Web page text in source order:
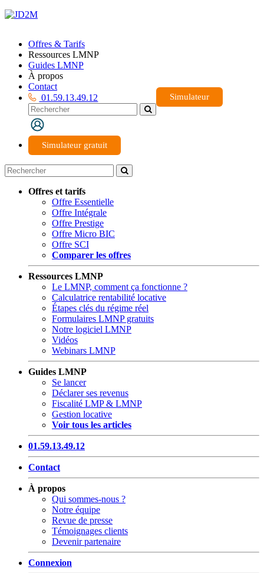
Offres & Tarifs
Ressources LMNP
Guides LMNP
À propos
Contact
01.59.13.49.12
Simulateur gratuit
Simulateur
Offres et tarifs
Offre Essentielle
Offre Intégrale
Offre Prestige
Offre Micro BIC
Offre SCI
Comparer les offres
Ressources LMNP
Le LMNP, comment ça fonctionne ?
Calculatrice rentabilité locative
Étapes clés du régime réel
Formulaires LMNP gratuits
Notre logiciel LMNP
Vidéos
Webinars LMNP
Guides LMNP
Se lancer
Déclarer ses revenus
Fiscalité LMP & LMNP
Gestion locative
Voir tous les articles
01.59.13.49.12
Contact
À propos
Qui sommes-nous ?
Notre équipe
Revue de presse
Témoignages clients
Devenir partenaire
Connexion